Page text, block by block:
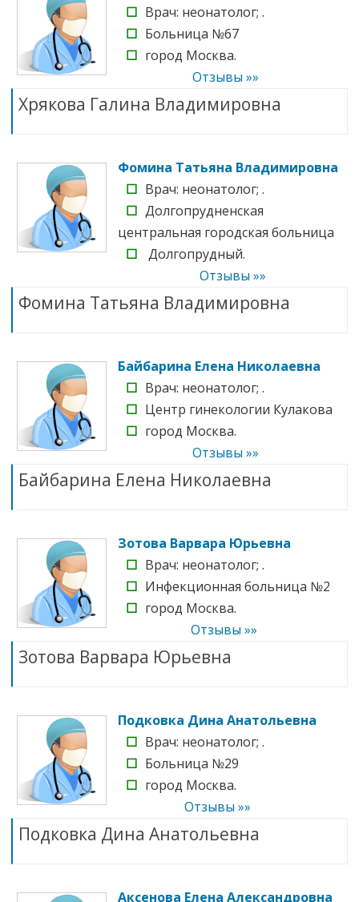
☐ Врач: неонатолог; .
☐ Больница №67
☐ город Москва.
Отзывы »»
Хрякова Галина Владимировна
Фомина Татьяна Владимировна
☐ Врач: неонатолог; .
☐ Долгопрудненская
центральная городская больница
☐
Долгопрудный.
Отзывы »»
Фомина Татьяна Владимировна
Байбарина Елена Николаевна
☐ Врач: неонатолог; .
☐ Центр гинекологии Кулакова
☐ город Москва.
Отзывы »»
Байбарина Елена Николаевна
Зотова Варвара Юрьевна
☐ Врач: неонатолог; .
☐ Инфекционная больница №2
☐ город Москва.
Отзывы »»
Зотова Варвара Юрьевна
Подковка Дина Анатольевна
☐ Врач: неонатолог; .
☐ Больница №29
☐ город Москва.
Отзывы »»
Подковка Дина Анатольевна
Аксенова Елена Александровна